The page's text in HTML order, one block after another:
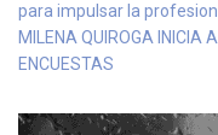
para impulsar la
MILENA QUIROGA INICIA
ENCUESTAS